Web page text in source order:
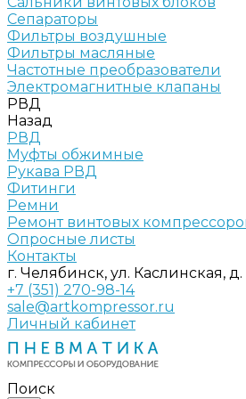
Сепараторы
Фильтры воздушные
Фильтры масляные
Частотные преобразователи
Электромагнитные клапаны
РВД
Назад
РВД
Муфты обжимные
Рукава РВД
Фитинги
Ремни
Ремонт винтовых
Опросные листы
Контакты
г. Челябинск, ул. Каслинская,
+7 (351) 270-98-14
sale@artkompressor.ru
Личный кабинет
Поиск